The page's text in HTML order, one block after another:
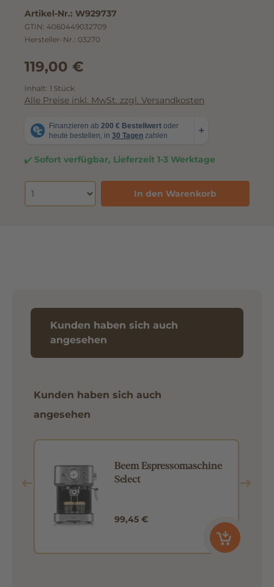
Artikel-Nr.: W929737
GTIN: 4060449032709
Hersteller-Nr.: 03270
119,00 €
Inhalt: 1 Stück
Alle Preise inkl. MwSt. zzgl. Versandkosten
Sofort verfügbar, Lieferzeit 1-3 Werktage
In den Warenkorb
Kunden haben sich auch
angesehen
Kunden haben sich auch
angesehen
Beem Espressomaschine
Select
99,45 €